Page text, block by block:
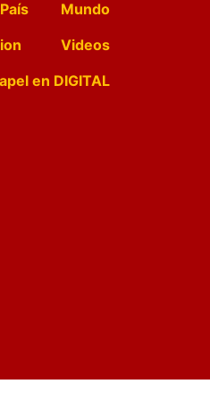
País
Mundo
Videos
en DIGITAL